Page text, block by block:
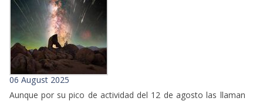
06 August 2025
Aunque por su pico de actividad del 12 de agosto las llaman